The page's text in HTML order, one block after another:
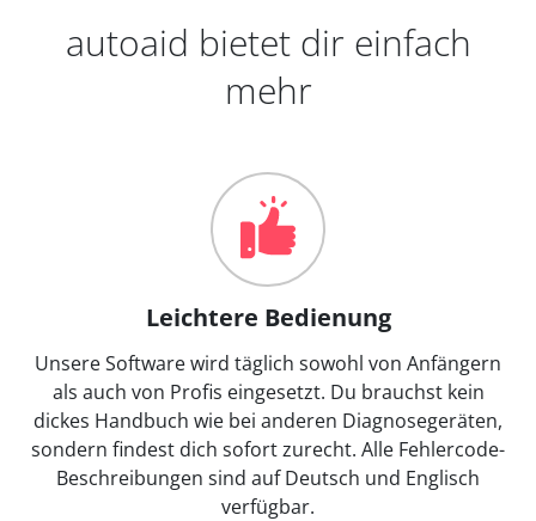
autoaid bietet dir einfach
mehr
Leichtere Bedienung
Unsere Software wird täglich sowohl von Anfängern
als auch von Profis eingesetzt. Du brauchst kein
dickes Handbuch wie bei anderen Diagnosegeräten,
sondern findest dich sofort zurecht. Alle Fehlercode-
Beschreibungen sind auf Deutsch und Englisch
verfügbar.